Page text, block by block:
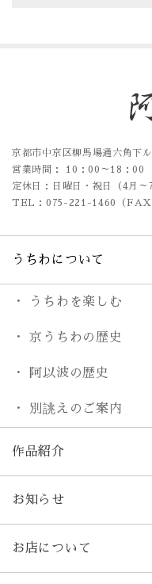
京都市中京区柳馬場通六角下ル
営業時間： 10：00～18：00
定休日：日曜日・祝日（4月
TEL：075-221-1460（FAX
うちわについて
うちわを楽しむ
京うちわの歴史
阿以波の歴史
別誂えのご案内
作品紹介
お知らせ
お店について